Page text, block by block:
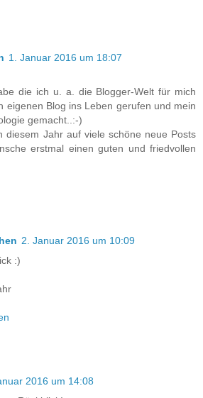
1. Januar 2016 um 18:07
die ich u. a. die Blogger-Welt für mich
eigenen Blog ins Leben gerufen und mein
gemacht..:-)
diesem Jahr auf viele schöne neue Posts
erstmal einen guten und friedvollen
2. Januar 2016 um 10:09
:)
2016 um 14:08